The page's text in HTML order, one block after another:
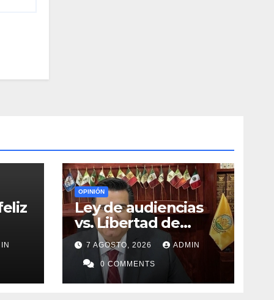
OPINIÓN
Ley de audiencias
vs. Libertad de
expresión
7 AGOSTO, 2026 ADMIN
0 COMMENTS